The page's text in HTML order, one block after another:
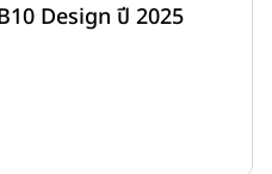
Design ปี 2025